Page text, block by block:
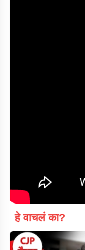
हे वाचलं का?